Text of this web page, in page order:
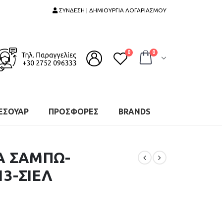
ΣΥΝΔΕΣΗ | ΔΗΜΙΟΥΡΓΙΑ ΛΟΓΑΡΙΑΣΜΟΥ
0 0
ΠΡΟΣΦΟΡΕΣ BRANDS
ΣΑΜΠΩ-
ΣΙΕΛ